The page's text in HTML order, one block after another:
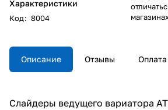
Характеристики
Код: 8004
Описание Отзывы Оплата
Слайдеры ведущего вариатора